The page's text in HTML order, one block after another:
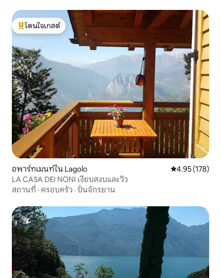
โดนใจเกสต์ที่สุด
โดนใจเกสต์
อพาร์ทเมนท์ใน Lagolo คะแนนเฉลี่ย
4.95 (178)
LA CASA DEI NONI เงียบสงบและวิว
สถานที่ · ครอบครัว · ปั่นจักรยาน